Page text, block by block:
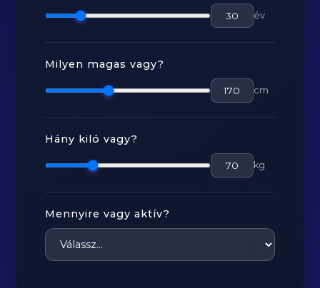
év
Milyen magas vagy?
cm
Hány kiló vagy?
kg
Mennyire vagy aktív?